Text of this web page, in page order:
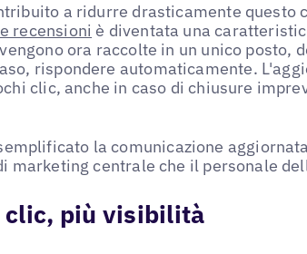
a ridurre drasticamente questo
recensioni è diventata una
ora raccolte in un unico posto,
rispondere automaticamente.
clic, anche in caso di chiusure
la comunicazione
marketing centrale che il personale
clic, più visibilità